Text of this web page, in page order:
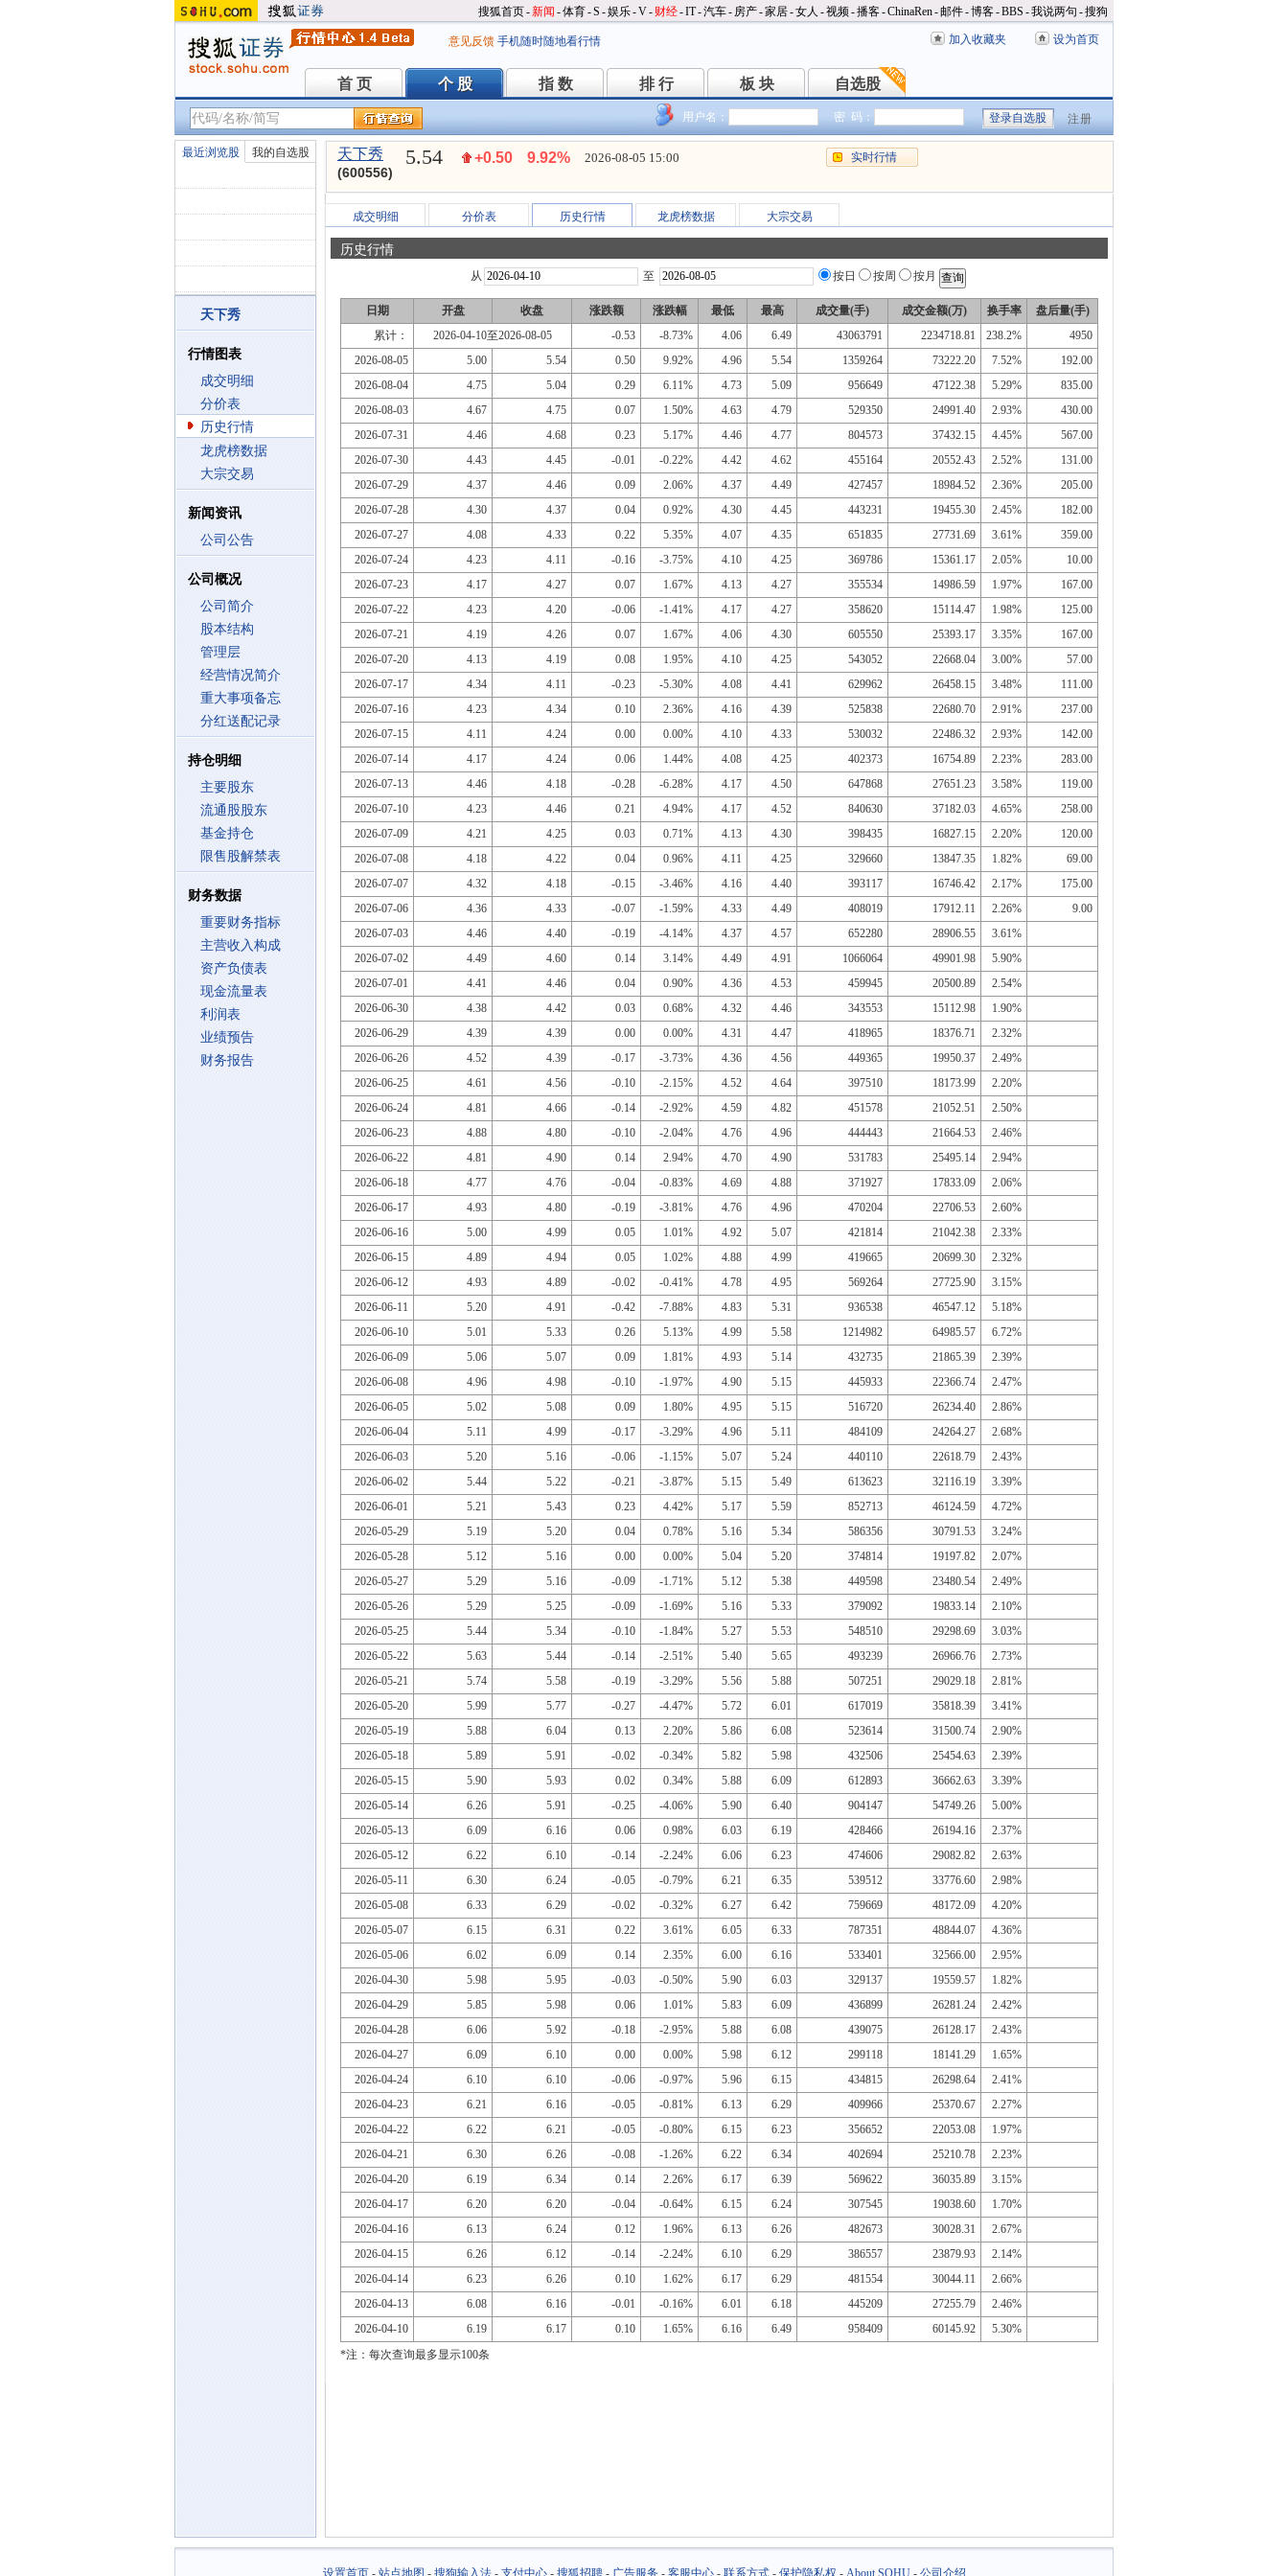
搜狐首页-新闻 -体育-S -娱乐-V- 财经-IT-汽车- 房产-家居-女人 -视频-播客-ChinaRen-邮件-博客-BBS -我说两句 -搜狗
意见反馈 手机随时随地看行情 加入收藏夹 设为首页
首 页
首 页 个 股
个 股 指 数
指 数 排 行
排 行 板 块
板 块 自选股
自选股
用户名： 密 码： 注册
最近浏览股 我的自选股
天下秀
行情图表
成交明细
分价表
历史行情
龙虎榜数据
大宗交易
新闻资讯
公司公告
公司概况
公司简介
股本结构
管理层
经营情况简介
重大事项备忘
分红送配记录
持仓明细
主要股东
流通股股东
基金持仓
限售股解禁表
财务数据
重要财务指标
主营收入构成
资产负债表
现金流量表
利润表
业绩预告
财务报告
天下秀
(600556)
5.54 +0.50 9.92% 2026-08-05 15:00 实时行情
成交明细 分价表 历史行情 龙虎榜数据 大宗交易
历史行情
从 至 按日 按周 按月
日期 开盘 收盘 涨跌额 涨跌幅 最低 最高 成交量(手) 成交金额(万) 换手率
盘后量(手)
累计：
2026-04-10至2026-08-05 -0.53 -8.73% 4.06 6.49 43063791 2234718.81 238.2%
4950
2026-08-05
5.00 5.54 0.50 9.92% 4.96 5.54 1359264 73222.20 7.52%
192.00
2026-08-04
4.75 5.04 0.29 6.11% 4.73 5.09 956649 47122.38 5.29%
835.00
2026-08-03
4.67 4.75 0.07 1.50% 4.63 4.79 529350 24991.40 2.93%
430.00
2026-07-31
4.46 4.68 0.23 5.17% 4.46 4.77 804573 37432.15 4.45%
567.00
2026-07-30
4.43 4.45 -0.01 -0.22% 4.42 4.62 455164 20552.43 2.52%
131.00
2026-07-29
4.37 4.46 0.09 2.06% 4.37 4.49 427457 18984.52 2.36%
205.00
2026-07-28
4.30 4.37 0.04 0.92% 4.30 4.45 443231 19455.30 2.45%
182.00
2026-07-27
4.08 4.33 0.22 5.35% 4.07 4.35 651835 27731.69 3.61%
359.00
2026-07-24
4.23 4.11 -0.16 -3.75% 4.10 4.25 369786 15361.17 2.05%
10.00
2026-07-23
4.17 4.27 0.07 1.67% 4.13 4.27 355534 14986.59 1.97%
167.00
2026-07-22
4.23 4.20 -0.06 -1.41% 4.17 4.27 358620 15114.47 1.98%
125.00
2026-07-21
4.19 4.26 0.07 1.67% 4.06 4.30 605550 25393.17 3.35%
167.00
2026-07-20
4.13 4.19 0.08 1.95% 4.10 4.25 543052 22668.04 3.00%
57.00
2026-07-17
4.34 4.11 -0.23 -5.30% 4.08 4.41 629962 26458.15 3.48%
111.00
2026-07-16
4.23 4.34 0.10 2.36% 4.16 4.39 525838 22680.70 2.91%
237.00
2026-07-15
4.11 4.24 0.00 0.00% 4.10 4.33 530032 22486.32 2.93%
142.00
2026-07-14
4.17 4.24 0.06 1.44% 4.08 4.25 402373 16754.89 2.23%
283.00
2026-07-13
4.46 4.18 -0.28 -6.28% 4.17 4.50 647868 27651.23 3.58%
119.00
2026-07-10
4.23 4.46 0.21 4.94% 4.17 4.52 840630 37182.03 4.65%
258.00
2026-07-09
4.21 4.25 0.03 0.71% 4.13 4.30 398435 16827.15 2.20%
120.00
2026-07-08
4.18 4.22 0.04 0.96% 4.11 4.25 329660 13847.35 1.82%
69.00
2026-07-07
4.32 4.18 -0.15 -3.46% 4.16 4.40 393117 16746.42 2.17%
175.00
2026-07-06
4.36 4.33 -0.07 -1.59% 4.33 4.49 408019 17912.11 2.26%
9.00
2026-07-03
4.46 4.40 -0.19 -4.14% 4.37 4.57 652280 28906.55
3.61%
2026-07-02
4.49 4.60 0.14 3.14% 4.49 4.91 1066064 49901.98
5.90%
2026-07-01
4.41 4.46 0.04 0.90% 4.36 4.53 459945 20500.89
2.54%
2026-06-30
4.38 4.42 0.03 0.68% 4.32 4.46 343553 15112.98
1.90%
2026-06-29
4.39 4.39 0.00 0.00% 4.31 4.47 418965 18376.71
2.32%
2026-06-26
4.52 4.39 -0.17 -3.73% 4.36 4.56 449365 19950.37
2.49%
2026-06-25
4.61 4.56 -0.10 -2.15% 4.52 4.64 397510 18173.99
2.20%
2026-06-24
4.81 4.66 -0.14 -2.92% 4.59 4.82 451578 21052.51
2.50%
2026-06-23
4.88 4.80 -0.10 -2.04% 4.76 4.96 444443 21664.53
2.46%
2026-06-22
4.81 4.90 0.14 2.94% 4.70 4.90 531783 25495.14
2.94%
2026-06-18
4.77 4.76 -0.04 -0.83% 4.69 4.88 371927 17833.09
2.06%
2026-06-17
4.93 4.80 -0.19 -3.81% 4.76 4.96 470204 22706.53
2.60%
2026-06-16
5.00 4.99 0.05 1.01% 4.92 5.07 421814 21042.38
2.33%
2026-06-15
4.89 4.94 0.05 1.02% 4.88 4.99 419665 20699.30
2.32%
2026-06-12
4.93 4.89 -0.02 -0.41% 4.78 4.95 569264 27725.90
3.15%
2026-06-11
5.20 4.91 -0.42 -7.88% 4.83 5.31 936538 46547.12
5.18%
2026-06-10
5.01 5.33 0.26 5.13% 4.99 5.58 1214982 64985.57
6.72%
2026-06-09
5.06 5.07 0.09 1.81% 4.93 5.14 432735 21865.39
2.39%
2026-06-08
4.96 4.98 -0.10 -1.97% 4.90 5.15 445933 22366.74
2.47%
2026-06-05
5.02 5.08 0.09 1.80% 4.95 5.15 516720 26234.40
2.86%
2026-06-04
5.11 4.99 -0.17 -3.29% 4.96 5.11 484109 24264.27
2.68%
2026-06-03
5.20 5.16 -0.06 -1.15% 5.07 5.24 440110 22618.79
2.43%
2026-06-02
5.44 5.22 -0.21 -3.87% 5.15 5.49 613623 32116.19
3.39%
2026-06-01
5.21 5.43 0.23 4.42% 5.17 5.59 852713 46124.59
4.72%
2026-05-29
5.19 5.20 0.04 0.78% 5.16 5.34 586356 30791.53
3.24%
2026-05-28
5.12 5.16 0.00 0.00% 5.04 5.20 374814 19197.82
2.07%
2026-05-27
5.29 5.16 -0.09 -1.71% 5.12 5.38 449598 23480.54
2.49%
2026-05-26
5.29 5.25 -0.09 -1.69% 5.16 5.33 379092 19833.14
2.10%
2026-05-25
5.44 5.34 -0.10 -1.84% 5.27 5.53 548510 29298.69
3.03%
2026-05-22
5.63 5.44 -0.14 -2.51% 5.40 5.65 493239 26966.76
2.73%
2026-05-21
5.74 5.58 -0.19 -3.29% 5.56 5.88 507251 29029.18
2.81%
2026-05-20
5.99 5.77 -0.27 -4.47% 5.72 6.01 617019 35818.39
3.41%
2026-05-19
5.88 6.04 0.13 2.20% 5.86 6.08 523614 31500.74
2.90%
2026-05-18
5.89 5.91 -0.02 -0.34% 5.82 5.98 432506 25454.63
2.39%
2026-05-15
5.90 5.93 0.02 0.34% 5.88 6.09 612893 36662.63
3.39%
2026-05-14
6.26 5.91 -0.25 -4.06% 5.90 6.40 904147 54749.26
5.00%
2026-05-13
6.09 6.16 0.06 0.98% 6.03 6.19 428466 26194.16
2.37%
2026-05-12
6.22 6.10 -0.14 -2.24% 6.06 6.23 474606 29082.82
2.63%
2026-05-11
6.30 6.24 -0.05 -0.79% 6.21 6.35 539512 33776.60
2.98%
2026-05-08
6.33 6.29 -0.02 -0.32% 6.27 6.42 759669 48172.09
4.20%
2026-05-07
6.15 6.31 0.22 3.61% 6.05 6.33 787351 48844.07
4.36%
2026-05-06
6.02 6.09 0.14 2.35% 6.00 6.16 533401 32566.00
2.95%
2026-04-30
5.98 5.95 -0.03 -0.50% 5.90 6.03 329137 19559.57
1.82%
2026-04-29
5.85 5.98 0.06 1.01% 5.83 6.09 436899 26281.24
2.42%
2026-04-28
6.06 5.92 -0.18 -2.95% 5.88 6.08 439075 26128.17
2.43%
2026-04-27
6.09 6.10 0.00 0.00% 5.98 6.12 299118 18141.29
1.65%
2026-04-24
6.10 6.10 -0.06 -0.97% 5.96 6.15 434815 26298.64
2.41%
2026-04-23
6.21 6.16 -0.05 -0.81% 6.13 6.29 409966 25370.67
2.27%
2026-04-22
6.22 6.21 -0.05 -0.80% 6.15 6.23 356652 22053.08
1.97%
2026-04-21
6.30 6.26 -0.08 -1.26% 6.22 6.34 402694 25210.78
2.23%
2026-04-20
6.19 6.34 0.14 2.26% 6.17 6.39 569622 36035.89
3.15%
2026-04-17
6.20 6.20 -0.04 -0.64% 6.15 6.24 307545 19038.60
1.70%
2026-04-16
6.13 6.24 0.12 1.96% 6.13 6.26 482673 30028.31
2.67%
2026-04-15
6.26 6.12 -0.14 -2.24% 6.10 6.29 386557 23879.93
2.14%
2026-04-14
6.23 6.26 0.10 1.62% 6.17 6.29 481554 30044.11
2.66%
2026-04-13
6.08 6.16 -0.01 -0.16% 6.01 6.18 445209 27255.79
2.46%
2026-04-10
6.19 6.17 0.10 1.65% 6.16 6.49 958409 60145.92
5.30%
*注：每次查询最多显示100条
设置首页- 站点地图 - 搜狗输入法- 支付中心- 搜狐招聘- 广告服务- 客服中心- 联系方式- 保护隐私权 - About SOHU- 公司介绍